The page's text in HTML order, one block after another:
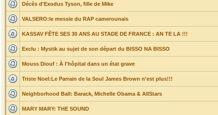
Décès d'Exodus Tyson, fille de Mike
VALSERO:le messie du RAP camerounais
KASSAV FÊTE SES 30 ANS AU STADE DE FRANCE : AN TE LA !!!
Exclu : Mystik au sujet de son départ du BISSO NA BISSO
Mouss Diouf : À l'hôpital dans un état grave
Triste Noel:Le Parrain de la Soul James Brown n'est plus!!!
Neighborhood Ball: Barack, Michelle Obama & AllStars
MARY MARY: THE SOUND